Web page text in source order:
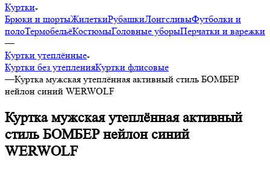
Куртки
Брюки и шортыЖилеткиРубашкиЛонгсливыФутболки и
полоТермобельёКостюмыГоловные уборыПерчатки и варежки
—
Куртки утеплённые
Куртки без утепленияКуртки флисовые
—Куртка мужская утеплённая активный стиль БОМБЕР
нейлон синий WERWOLF
Куртка мужская утеплённая активный
стиль БОМБЕР нейлон синий
WERWOLF